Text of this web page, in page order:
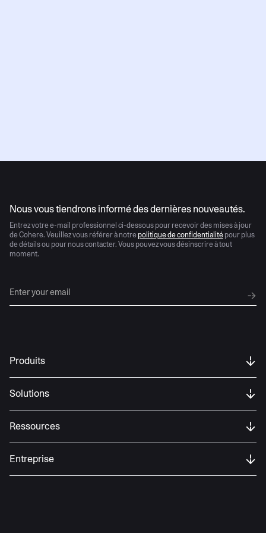
Nous vous tiendrons informé des dernières nouveautés.
Entrez votre e-mail professionnel ci-dessous pour recevoir des mises à jour
de Cohere. Veuillez vous référer à notre politique de confidentialité pour plus
de détails ou pour nous contacter. Vous pouvez vous désinscrire à tout
moment.
Produits
Solutions
Ressources
Entreprise